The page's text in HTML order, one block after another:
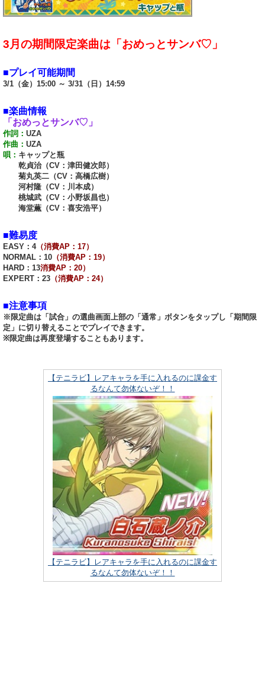
3月の期間限定楽曲は「おめっとサンバ♡」
■プレイ可能期間
3/1（金）15:00 ～ 3/31（日）14:59
■楽曲情報
「おめっとサンバ♡」
作詞： UZA
作曲： UZA
唄： キャップと瓶
乾貞治（CV：津田健次郎）
菊丸英二（CV：高橋広樹）
河村隆（CV：川本成）
桃城武（CV：小野坂昌也）
海堂薫（CV：喜安浩平）
■難易度
EASY：4（消費AP：17）
NORMAL：10 （消費AP：19）
HARD：13消費AP：20）
EXPERT：23 （消費AP：24）
■注意事項
※限定曲は「試合」の選曲画面上部の「通常」ボタンをタップし「期間限
定」に切り替えることでプレイできます。
※限定曲は再度登場することもあります。
【テニラビ】レアキャラを手に入れるのに課金す
るなんて勿体ないぞ！！
【テニラビ】レアキャラを手に入れるのに課金す
るなんて勿体ないぞ！！